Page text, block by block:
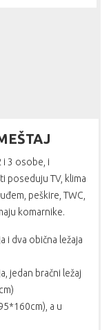
i 3 osobe, i
poseduju TV, klima
peškire, TWC,
komarnike.
i dva obična ležaja
jedan bračni ležaj
a u